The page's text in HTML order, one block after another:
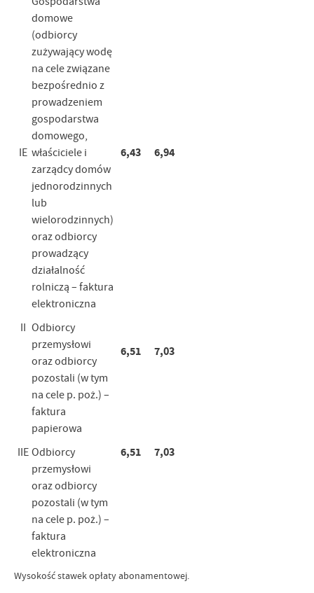
IE
domowe
(odbiorcy
zużywający wodę
na cele związane
bezpośrednio z
prowadzeniem
gospodarstwa
domowego,
właściciele i
zarządcy domów
jednorodzinnych
lub
wielorodzinnych)
oraz odbiorcy
prowadzący
działalność
rolniczą – faktura
elektroniczna
6,43 6,94
II Odbiorcy
przemysłowi
oraz odbiorcy
pozostali (w tym
na cele p. poż.) –
faktura
papierowa
6,51 7,03
IIE Odbiorcy
przemysłowi
oraz odbiorcy
pozostali (w tym
na cele p. poż.) –
faktura
elektroniczna
6,51 7,03
Wysokość stawek opłaty abonamentowej.